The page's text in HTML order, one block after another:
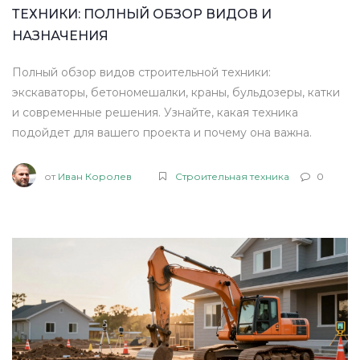
ТЕХНИКИ: ПОЛНЫЙ ОБЗОР ВИДОВ И
НАЗНАЧЕНИЯ
Полный обзор видов строительной техники:
экскаваторы, бетономешалки, краны, бульдозеры, катки
и современные решения. Узнайте, какая техника
подойдет для вашего проекта и почему она важна.
от Иван Королев Строительная техника 0